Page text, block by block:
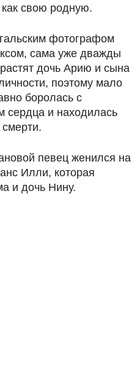
свою родную.
фотографом
сама уже дважды
дочь Арию и сына
поэтому мало
боролась с
сердца и находилась
певец женился на
Илли, которая
и дочь Нину.